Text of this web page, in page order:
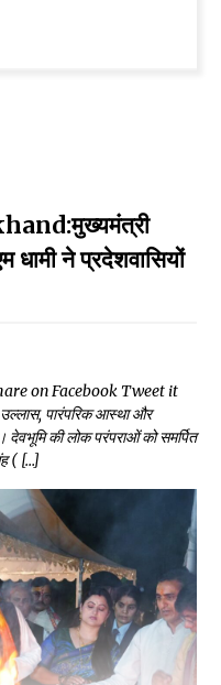
धामी ने प्रदेशवासियों
on Facebook Tweet it
पारंपरिक आस्था और
की लोक परंपराओं को समर्पित
( […]